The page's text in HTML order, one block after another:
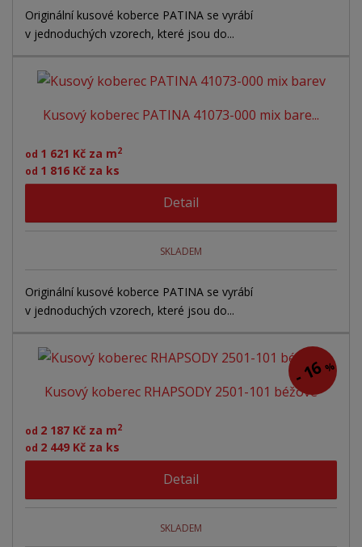
i
s
i
s
Originální kusové koberce PATINA se vyrábí
v jednoduchých vzorech, které jsou do...
Kusový koberec PATINA 41073-000 mix bare...
od 1 621 Kč za m2
od 1 816 Kč za ks
Detail
SKLADEM
Originální kusové koberce PATINA se vyrábí
v jednoduchých vzorech, které jsou do...
-16%
Kusový koberec RHAPSODY 2501-101 béžové
od 2 187 Kč za m2
od 2 449 Kč za ks
Detail
SKLADEM